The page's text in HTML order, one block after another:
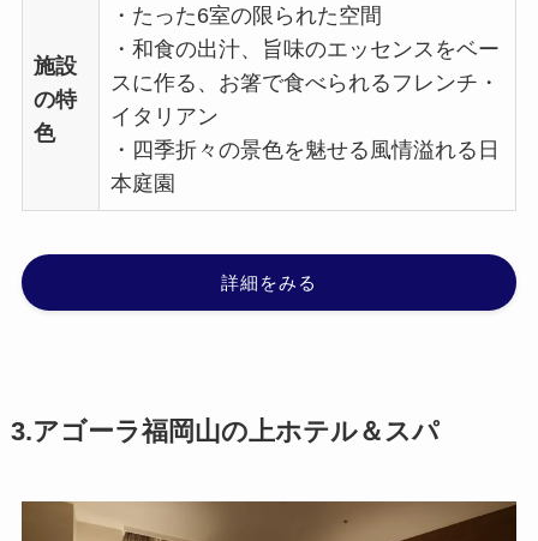
施設
の特
色
・たった6室の限られた空間
・和食の出汁、旨味のエッセンスをベー
スに作る、お箸で食べられるフレンチ・
イタリアン
・四季折々の景色を魅せる風情溢れる日
本庭園
詳細をみる
3.アゴーラ福岡山の上ホテル＆スパ